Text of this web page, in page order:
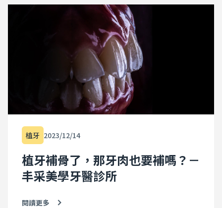
先前已至耳鼻喉科就診，但因長期口呼吸的關係，臉型已造
成改變：下巴變得短小，上唇前突，牙弓也變得狹長，牙齒
看起來也看起來暴暴的。 這個Case是典型的「安格氏II級異
常咬合1類」 (上顎前凸，牙齒往前暴)。對於這類型的病
患，通常會使用上顎快速擴張裝置。但是隱適美隱形牙套目
前也有上顎擴張的效果，尤其是對於學齡階段的小朋友效果
更為顯著。 因此治療計畫採用隱適美的「擴弓設計」，以及
下顎前導裝置。經過一年的努力，王同學的上顎擴張到理想
的程度，下巴也漸漸地長出來，改善了口呼吸的習慣。牙齒
及臉型也獲得了調整。小朋友本身也變得更有自信，歡喜迎
接嶄新的高中生生涯。 因此，趕快把握矯正黃金期，讓孩子
提早綻放開朗笑容！！ 矯正前： 矯正後： 延伸閱讀： 何時是
兒童牙齒矯正的最佳時機？ 你知道口呼吸會影響孩子臉型發
育與一生健康嗎？ 孩子注意力不集中是過動症？脾氣差、打
呼？ MRC 口腔肌功能訓練是牙齒矯正嗎？ 【醫學證實】孩童
睡眠呼吸中止造成神經認知退化與行為問題 "內文為專業醫師
經驗談，因各人口腔狀況不同，成效因人而異，若有問題請
跟從專業醫師評估指引" Last Updated: 2022-03-28 加入
DR.EMMA 蔡宜均醫師粉絲團，追蹤限時動態
植牙 2023/12/14
植牙補骨了，那牙肉也要補嗎？－
丰采美學牙醫診所
閱讀更多